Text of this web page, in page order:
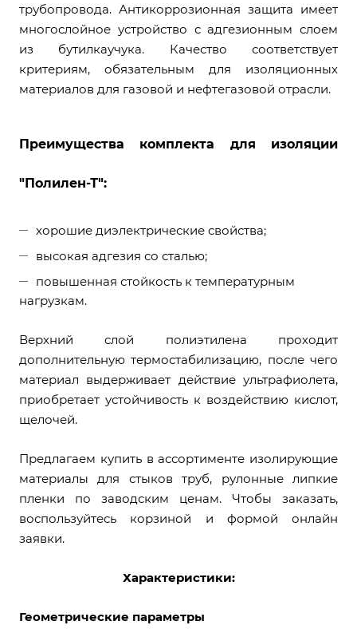
трубопровода. Антикоррозионная защита имеет
многослойное устройство с адгезионным слоем
из бутилкаучука. Качество соответствует
критериям, обязательным для изоляционных
материалов для газовой и нефтегазовой отрасли.
Преимущества комплекта для изоляции
"Полилен-Т":
хорошие диэлектрические свойства;
высокая адгезия со сталью;
повышенная стойкость к температурным
нагрузкам.
Верхний слой полиэтилена проходит
дополнительную термостабилизацию, после чего
материал выдерживает действие ультрафиолета,
приобретает устойчивость к воздействию кислот,
щелочей.
Предлагаем купить в ассортименте изолирующие
материалы для стыков труб, рулонные липкие
пленки по заводским ценам. Чтобы заказать,
воспользуйтесь корзиной и формой онлайн
заявки.
Характеристики:
Геометрические параметры